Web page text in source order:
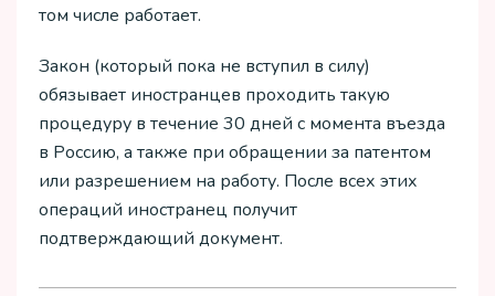
том числе работает.
Закон (который пока не вступил в силу)
обязывает иностранцев проходить такую
процедуру в течение 30 дней с момента въезда
в Россию, а также при обращении за патентом
или разрешением на работу. После всех этих
операций иностранец получит
подтверждающий документ.